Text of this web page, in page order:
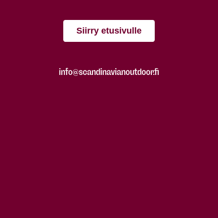
Siirry etusivulle
info@scandinavianoutdoor.fi